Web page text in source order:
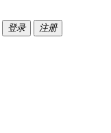
登录 注册